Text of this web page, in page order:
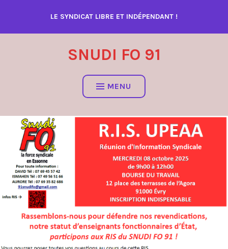
contenu
LE SYNDICAT LIBRE ET INDÉPENDANT !
SNUDI FO 91
MENU